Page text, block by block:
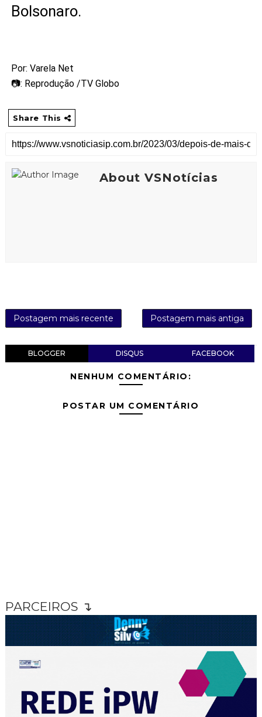
Bolsonaro.
Por: Varela Net
📷: Reprodução /TV Globo
Share This
About VSNotícias
Postagem mais recente Postagem mais antiga
BLOGGER DISQUS FACEBOOK
NENHUM COMENTÁRIO:
POSTAR UM COMENTÁRIO
PARCEIROS ↴